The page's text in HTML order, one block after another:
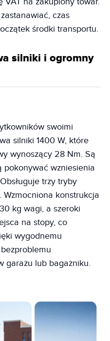
czas
środki transportu.
silniki i ogromny
swoimi
silniki 1400 W, które
wynoszący 28 Nm. Są
pokonywać wzniesienia
trzy tryby
Wzmocniona konstrukcja
kg wagi, a szeroki
na stopy, co
wygodnemu
garażu lub bagażniku.